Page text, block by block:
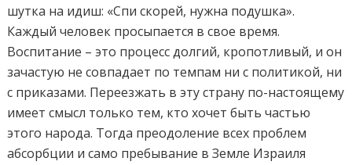
шутка на идиш: «Спи скорей, нужна подушка».
Каждый человек просыпается в свое время.
Воспитание – это процесс долгий, кропотливый, и он
зачастую не совпадает по темпам ни с политикой, ни
с приказами. Переезжать в эту страну по-настоящему
имеет смысл только тем, кто хочет быть частью
этого народа. Тогда преодоление всех проблем
абсорбции и само пребывание в Земле Израиля